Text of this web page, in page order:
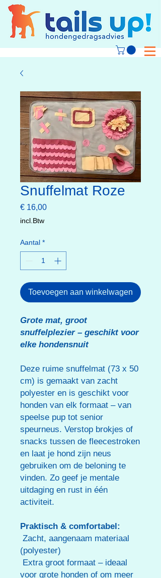
Snuffelmat Roze
€ 16,00Prijs
incl.Btw
Aantal *
Toevoegen aan winkelwagen
Grote mat, groot
snuffelplezier – geschikt voor
elke hondensnuit
Deze ruime snuffelmat (73 x 50
cm) is gemaakt van zacht
polyester en is geschikt voor
honden van elk formaat – van
speelse pup tot senior
speurneus. Verstop brokjes of
snacks tussen de fleecestroken
en laat je hond zijn neus
gebruiken om de beloning te
vinden. Zo geef je mentale
uitdaging en rust in één
activiteit.
Praktisch & comfortabel:
Zacht, aangenaam materiaal
(polyester)
Extra groot formaat – ideaal
voor grote honden of om meer